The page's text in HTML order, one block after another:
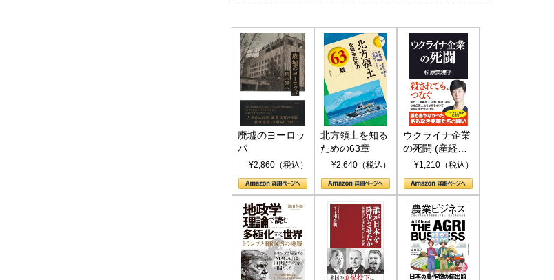
廃墟のヨーロッ
パ
¥2,860（税込）
北方領土を知る
ための63章
¥2,640（税込）
ウクライナ企業
の死闘 (産経セ
レクト S 039)
¥1,210（税込）